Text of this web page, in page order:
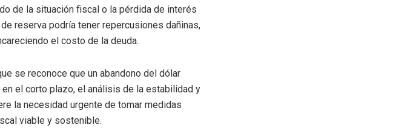
de la situación fiscal o la pérdida de interés
reserva podría tener repercusiones dañinas,
el costo de la deuda.
se reconoce que un abandono del dólar
el corto plazo, el análisis de la estabilidad y
la necesidad urgente de tomar medidas
viable y sostenible.